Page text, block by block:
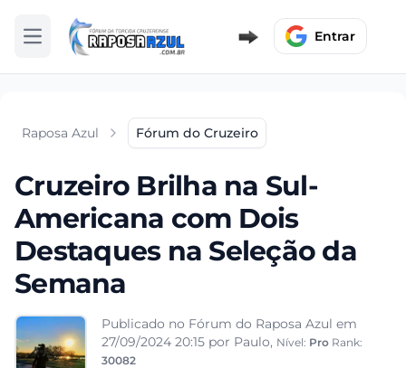
Abrir menu Entrar
Raposa Azul Fórum do Cruzeiro
Cruzeiro Brilha na Sul-
Americana com Dois
Destaques na Seleção da
Semana
Publicado no Fórum do Raposa Azul em
27/09/2024 20:15 por Paulo, Nível: Pro Rank:
30082